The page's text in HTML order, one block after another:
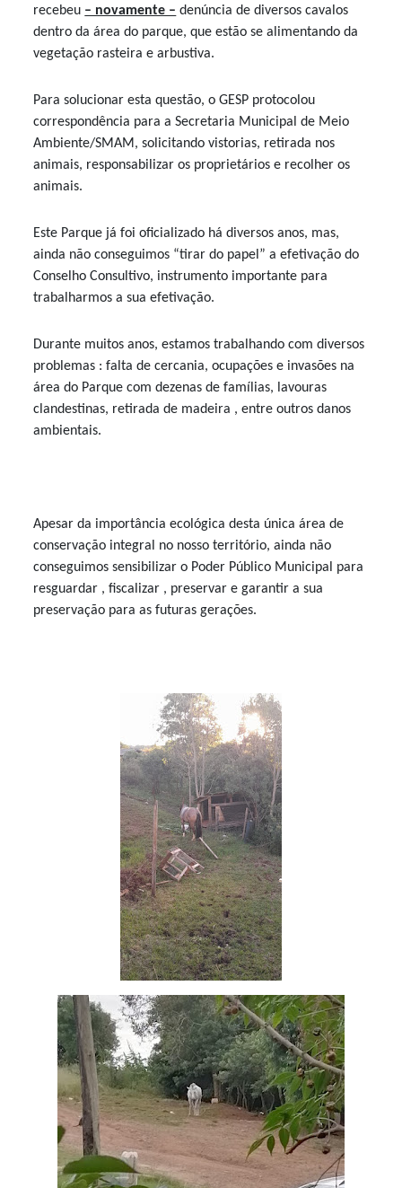
recebeu – novamente – denúncia de diversos cavalos
dentro da área do parque, que estão se alimentando da
vegetação rasteira e arbustiva.
Para solucionar esta questão, o GESP protocolou
correspondência para a Secretaria Municipal de Meio
Ambiente/SMAM, solicitando vistorias, retirada nos
animais, responsabilizar os proprietários e recolher os
animais.
Este Parque já foi oficializado há diversos anos, mas,
ainda não conseguimos “tirar do papel” a efetivação do
Conselho Consultivo, instrumento importante para
trabalharmos a sua efetivação.
Durante muitos anos, estamos trabalhando com diversos
problemas : falta de cercania, ocupações e invasões na
área do Parque com dezenas de famílias, lavouras
clandestinas, retirada de madeira , entre outros danos
ambientais.
Apesar da importância ecológica desta única área de
conservação integral no nosso território, ainda não
conseguimos sensibilizar o Poder Público Municipal para
resguardar , fiscalizar , preservar e garantir a sua
preservação para as futuras gerações.